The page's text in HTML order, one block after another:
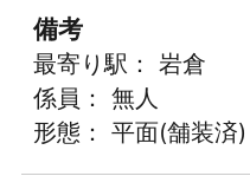
備考
最寄り駅： 岩倉
係員： 無人
形態： 平面(舗装済